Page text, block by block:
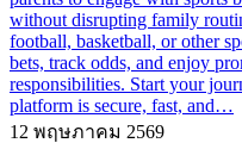
without disrupting family
football, basketball, or other
bets, track odds, and enjoy
responsibilities. Start your
platform is secure, fast, and…
12 พฤษภาคม 2569